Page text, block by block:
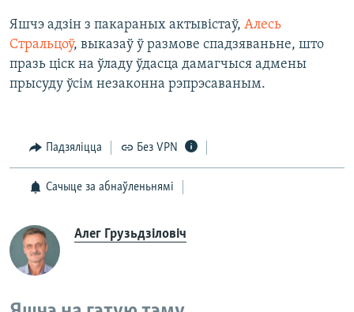
Яшчэ адзін з пакараных актывістаў, Алесь
Стральцоў, выказаў ў размове спадзяваньне, што
празь ціск на ўладу ўдасца дамагчыся адмены
прысуду ўсім незаконна рэпрэсаваным.
Падзяліцца Без VPN
Сачыце за абнаўленьнямі
Алег Грузьдзіловіч